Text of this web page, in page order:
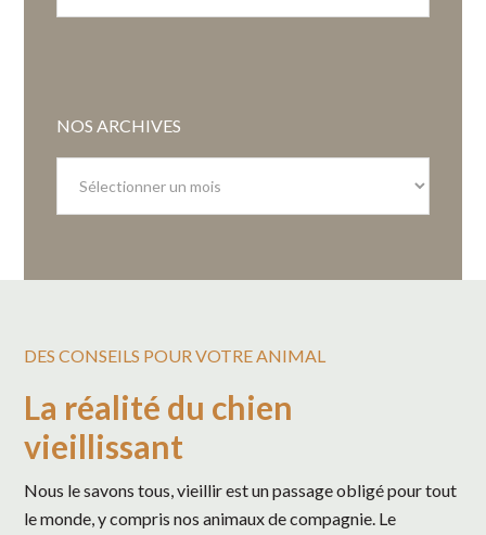
NOS ARCHIVES
archives
DES CONSEILS POUR VOTRE ANIMAL
La réalité du chien
vieillissant
Nous le savons tous, vieillir est un passage obligé pour tout
le monde, y compris nos animaux de compagnie. Le